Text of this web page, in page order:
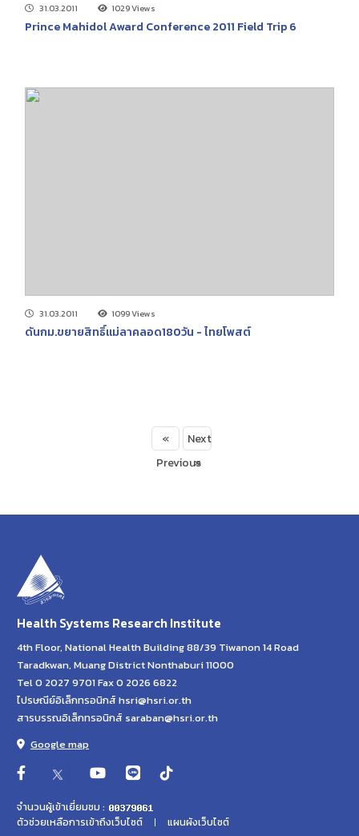
31.03.2011 1029 Views
Prince Mahidol Award Conference 2011 Field Trip 6
31.03.2011 1099 Views
ดันกม.ขยายสิทธิ์แม่ลาคลอด180วัน - ไทยโพสต์
«
Previous
Next
»
Health Systems Research Institute
4th Floor, National Health Building 88/39 Tiwanon 14 Road
Taradkwan, Muang District Nonthaburi 11000
Tel 0 2027 9701 Fax 0 2026 6822
ไปรษณีย์อิเล็กทรอนิกส์ hsri@hsri.or.th
สารบรรณอิเล็กทรอนิกส์ saraban@hsri.or.th
Google map
จำนวนผู้เข้าเยี่ยมชม :
ตัวช่วยเหลือการเข้าถึงเว็บไซต์
แผนผังเว็บไซต์